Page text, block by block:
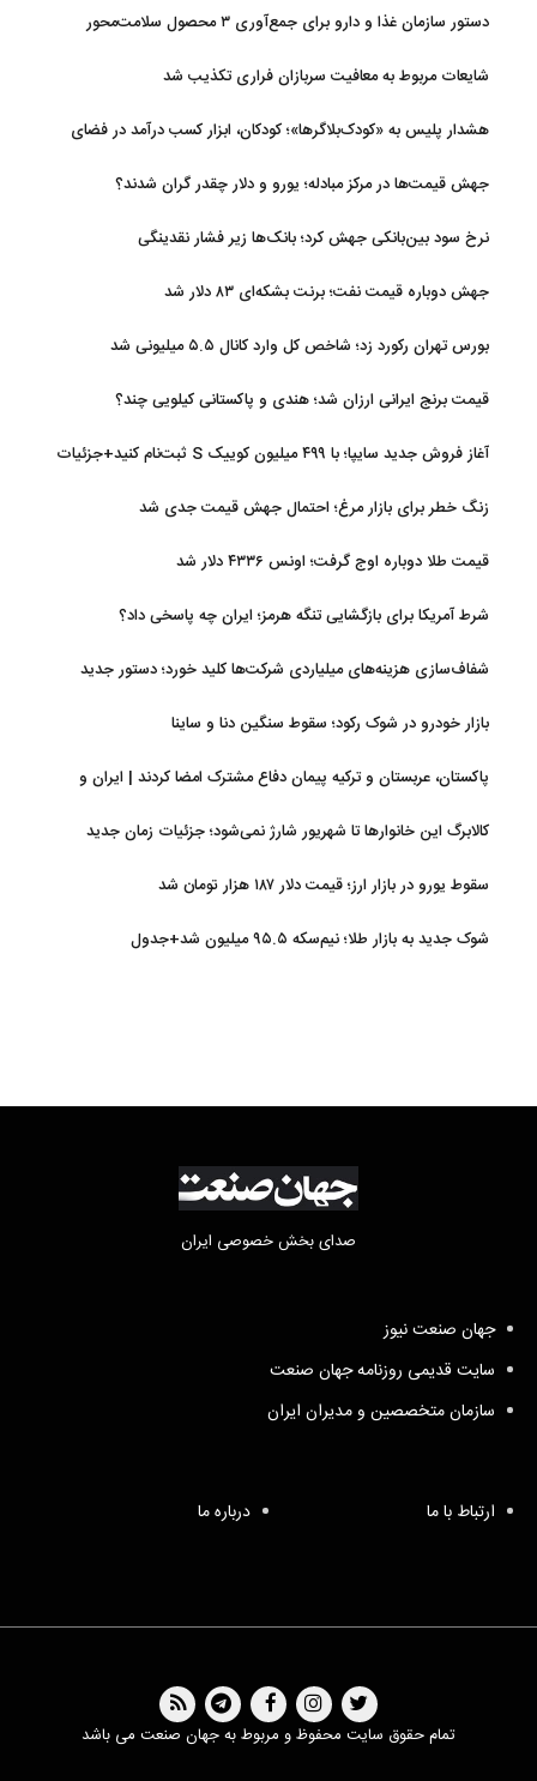
دستور سازمان غذا و دارو برای جمع‌آوری ۳ محصول سلامت‌محور
شایعات مربوط به معافیت سربازان فراری تکذیب شد
هشدار پلیس به «کودک‌بلاگرها»؛ کودکان، ابزار کسب درآمد در فضای
جهش قیمت‌ها در مرکز مبادله؛ یورو و دلار چقدر گران شدند؟
نرخ سود بین‌بانکی جهش کرد؛ بانک‌ها زیر فشار نقدینگی
جهش دوباره قیمت نفت؛ برنت بشکه‌ای ۸۳ دلار شد
بورس تهران رکورد زد؛ شاخص کل وارد کانال ۵.۵ میلیونی شد
قیمت برنج ایرانی ارزان شد؛ هندی و پاکستانی کیلویی چند؟
آغاز فروش جدید سایپا؛ با ۴۹۹ میلیون کوییک S ثبت‌نام کنید+جزئیات
زنگ خطر برای بازار مرغ؛ احتمال جهش قیمت جدی شد
قیمت طلا دوباره اوج گرفت؛ اونس ۴۳۳۶ دلار شد
شرط آمریکا برای بازگشایی تنگه هرمز؛ ایران چه پاسخی داد؟
شفاف‌سازی هزینه‌های میلیاردی شرکت‌ها کلید خورد؛ دستور جدید
بازار خودرو در شوک رکود؛ سقوط سنگین دنا و ساینا
پاکستان، عربستان و ترکیه پیمان دفاع مشترک امضا کردند | ایران و
کالابرگ این خانوارها تا شهریور شارژ نمی‌شود؛ جزئیات زمان جدید
سقوط یورو در بازار ارز؛ قیمت دلار ۱۸۷ هزار تومان شد
شوک جدید به بازار طلا؛ نیم‌سکه ۹۵.۵ میلیون شد+جدول
صدای بخش خصوصی ایران
جهان صنعت نیوز
سایت قدیمی روزنامه جهان صنعت
سازمان متخصصین و مدیران ایران
ارتباط با ما درباره ما
تمام حقوق سایت محفوظ و مربوط به جهان صنعت می باشد